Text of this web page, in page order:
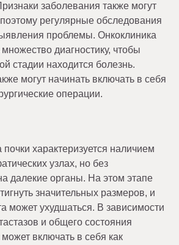
заболевания также могут
регулярные обследования
проблемы. Онкоклиника
диагностику, чтобы
стадии находится болезнь.
могут начинать включать в себя
операции.
почки характеризуется наличием
узлах, но без
далекие органы. На этом этапе
значительных размеров, и
может ухудшаться. В зависимости
и общего состояния
включать в себя как